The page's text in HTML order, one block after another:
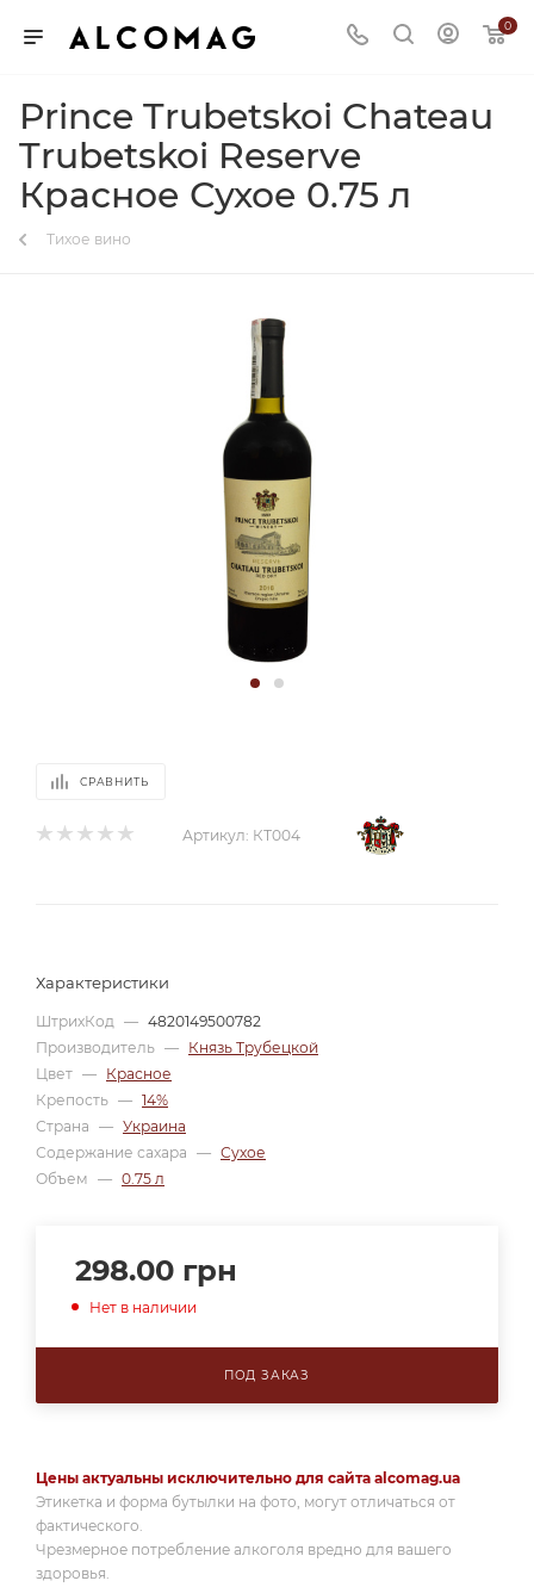
0
Prince Trubetskoi Chateau
Trubetskoi Reserve
Красное Сухое 0.75 л
Тихое вино
СРАВНИТЬ
Артикул: КТ004
Характеристики
ШтрихКод — 4820149500782
Производитель — Князь Трубецкой
Цвет — Красное
Крепость — 14%
Страна — Украина
Содержание сахара — Сухое
Объем — 0.75 л
298.00 грн
Нет в наличии
ПОД ЗАКАЗ
Цены актуальны исключительно для сайта alcomag.ua
Этикетка и форма бутылки на фото, могут отличаться от
фактического.
Чрезмерное потребление алкоголя вредно для вашего
здоровья.